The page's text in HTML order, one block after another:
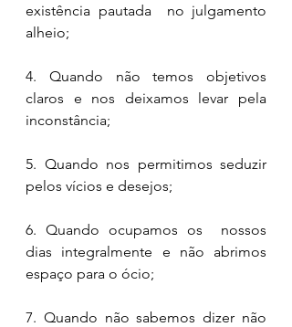
existência pautada  no julgamento
alheio;
4. Quando não temos objetivos
claros e nos deixamos levar pela
inconstância;
5. Quando nos permitimos seduzir
pelos vícios e desejos;
6. Quando ocupamos os  nossos
dias integralmente e não abrimos
espaço para o ócio;
7. Quando não sabemos dizer não